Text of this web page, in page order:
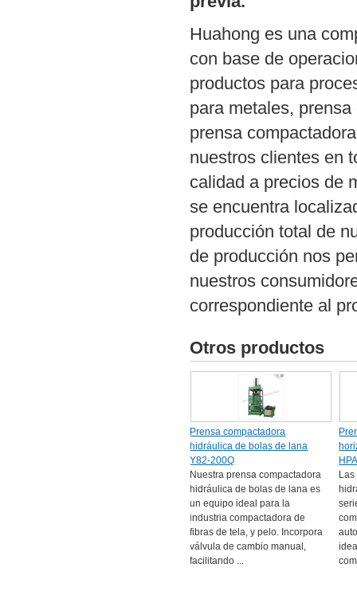
Huahong es una
con base de
productos para
para metales,
prensa
nuestros clientes en
calidad a precios de
se encuentra
producción total de
de producción nos
nuestros
correspondiente al
Otros productos
Prensa compactadora
hidráulica de bolas de lana
Y82-200Q
Nuestra prensa compactadora
hidráulica de bolas de lana es
un equipo ideal para la
industria compactadora de
fibras de tela, y pelo. Incorpora
válvula de cambio manual,
facilitando ...